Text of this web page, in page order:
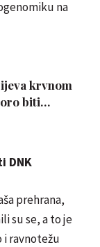
na
krvnom
biti
DNK
prehrana,
su se, a to je
i ravnotežu